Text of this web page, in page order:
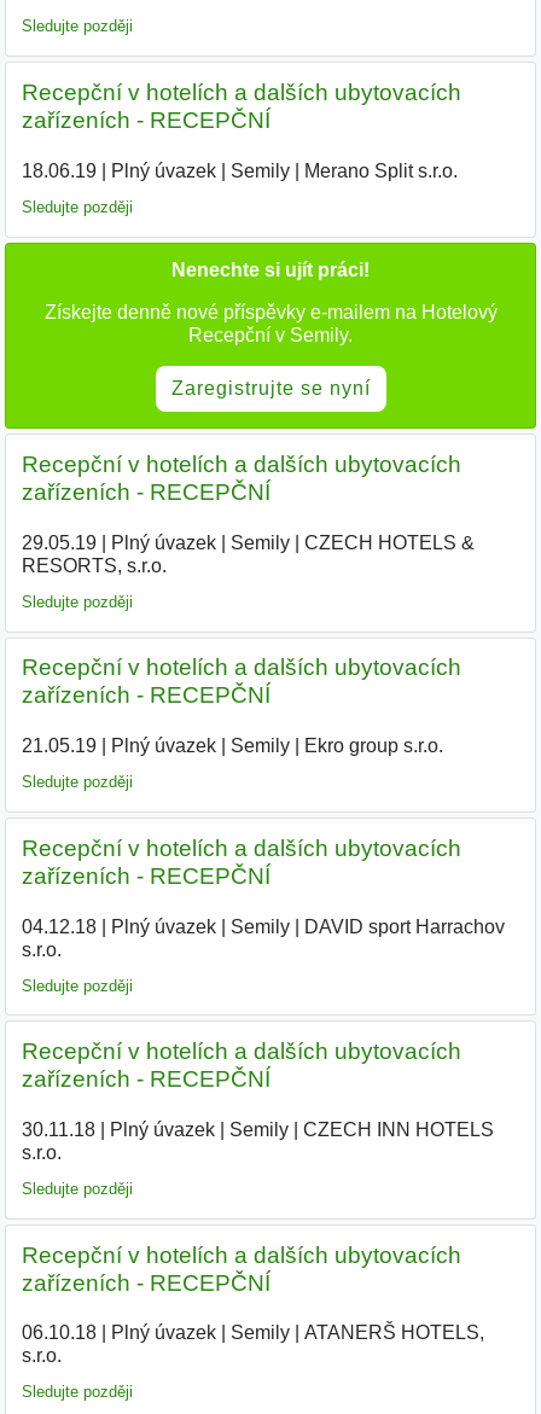
Sledujte později
Recepční v hotelích a dalších ubytovacích
zařízeních - RECEPČNÍ
18.06.19| Plný úvazek| Semily| Merano Split s.r.o.
Sledujte později
Nenechte si ujít práci!
Získejte denně nové příspěvky e-mailem na Hotelový
Recepční v Semily.
Zaregistrujte se nyní
Recepční v hotelích a dalších ubytovacích
zařízeních - RECEPČNÍ
29.05.19| Plný úvazek| Semily|
CZECH HOTELS &
RESORTS, s.r.o.
Sledujte později
Recepční v hotelích a dalších ubytovacích
zařízeních - RECEPČNÍ
21.05.19| Plný úvazek| Semily| Ekro group s.r.o.
Sledujte později
Recepční v hotelích a dalších ubytovacích
zařízeních - RECEPČNÍ
04.12.18| Plný úvazek| Semily|
DAVID sport Harrachov
s.r.o.
Sledujte později
Recepční v hotelích a dalších ubytovacích
zařízeních - RECEPČNÍ
30.11.18| Plný úvazek| Semily|
CZECH INN HOTELS
s.r.o.
Sledujte později
Recepční v hotelích a dalších ubytovacích
zařízeních - RECEPČNÍ
06.10.18| Plný úvazek| Semily|
ATANERŠ HOTELS,
s.r.o.
Sledujte později